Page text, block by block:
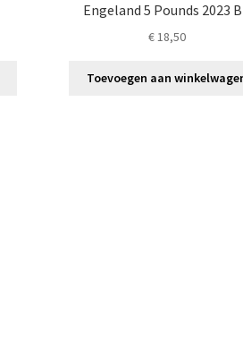
Engeland 5 Pounds 2023
€18,50
Toevoegen aan